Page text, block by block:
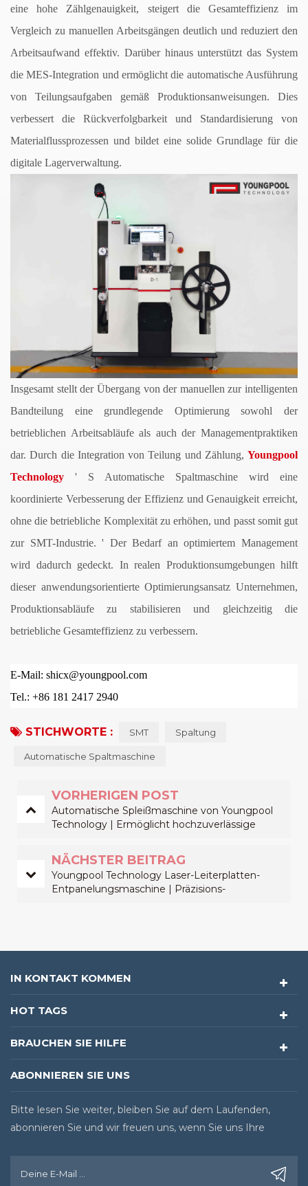
eine hohe Zählgenauigkeit, steigert die Gesamteffizienz im
Vergleich zu manuellen Arbeitsgängen deutlich und reduziert den
Arbeitsaufwand effektiv. Darüber hinaus unterstützt das System
die MES-Integration und ermöglicht die automatische Ausführung
von Teilungsaufgaben gemäß Produktionsanweisungen. Dies
verbessert die Rückverfolgbarkeit und Standardisierung von
Materialflussprozessen und bildet eine solide Grundlage für die
digitale Lagerverwaltung.
Insgesamt stellt der Übergang von der manuellen zur intelligenten
Bandteilung eine grundlegende Optimierung sowohl der
betrieblichen Arbeitsabläufe als auch der Managementpraktiken
dar. Durch die Integration von Teilung und Zählung, Youngpool
Technology ' S Automatische Spaltmaschine wird eine
koordinierte Verbesserung der Effizienz und Genauigkeit erreicht,
ohne die betriebliche Komplexität zu erhöhen, und passt somit gut
zur SMT-Industrie.' Der Bedarf an optimiertem Management
wird dadurch gedeckt. In realen Produktionsumgebungen hilft
dieser anwendungsorientierte Optimierungsansatz Unternehmen,
Produktionsabläufe zu stabilisieren und gleichzeitig die
betriebliche Gesamteffizienz zu verbessern.
E-Mail: shicx@youngpool.com
Tel.: +86 181 2417 2940
STICHWORTE : SMT Spaltung
Automatische Spaltmaschine
VORHERIGEN POST
Automatische Spleißmaschine von Youngpool
Technology | Ermöglicht hochzuverlässige
NÄCHSTER BEITRAG
Youngpool Technology Laser-Leiterplatten-
Entpanelungsmaschine | Präzisions-
IN KONTAKT KOMMEN
HOT TAGS
BRAUCHEN SIE HILFE
ABONNIEREN SIE UNS
Bitte lesen Sie weiter, bleiben Sie auf dem Laufenden,
abonnieren Sie und wir freuen uns, wenn Sie uns Ihre